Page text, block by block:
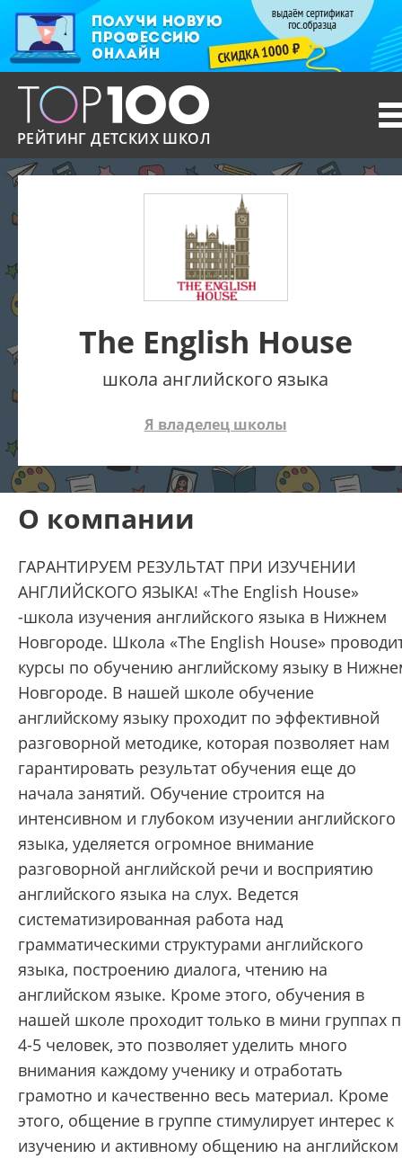
РЕЙТИНГ ДЕТСКИХ ШКОЛ
The English House
школа английского языка
Я владелец школы
О компании
ГАРАНТИРУЕМ РЕЗУЛЬТАТ ПРИ ИЗУЧЕНИИ
АНГЛИЙСКОГО ЯЗЫКА! «The English House»
-школа изучения английского языка в Нижнем
Новгороде. Школа «The English House»
курсы по обучению английскому языку в
Новгороде. В нашей школе обучение
английскому языку проходит по эффективной
разговорной методике, которая позволяет нам
гарантировать результат обучения еще до
начала занятий. Обучение строится на
интенсивном и глубоком изучении английского
языка, уделяется огромное внимание
разговорной английской речи и восприятию
английского языка на слух. Ведется
систематизированная работа над
грамматическими структурами английского
языка, построению диалога, чтению на
английском языке. Кроме этого, обучения в
нашей школе проходит только в мини группах
4-5 человек, это позволяет уделить много
внимания каждому ученику и отработать
грамотно и качественно весь материал. Кроме
этого, общение в группе стимулирует интерес к
изучению и активному общению на английском